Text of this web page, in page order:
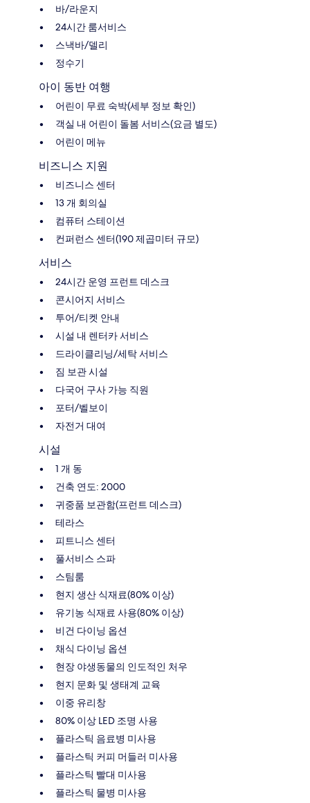
바/라운지
24시간 룸서비스
스낵바/델리
정수기
아이 동반 여행
어린이 무료 숙박(세부 정보 확인)
객실 내 어린이 돌봄 서비스(요금 별도)
어린이 메뉴
비즈니스 지원
비즈니스 센터
13 개 회의실
컴퓨터 스테이션
컨퍼런스 센터(190 제곱미터 규모)
서비스
24시간 운영 프런트 데스크
콘시어지 서비스
투어/티켓 안내
시설 내 렌터카 서비스
드라이클리닝/세탁 서비스
짐 보관 시설
다국어 구사 가능 직원
포터/벨보이
자전거 대여
시설
1 개 동
건축 연도: 2000
귀중품 보관함(프런트 데스크)
테라스
피트니스 센터
풀서비스 스파
스팀룸
현지 생산 식재료(80% 이상)
유기농 식재료 사용(80% 이상)
비건 다이닝 옵션
채식 다이닝 옵션
현장 야생동물의 인도적인 처우
현지 문화 및 생태계 교육
이중 유리창
80% 이상 LED 조명 사용
플라스틱 음료병 미사용
플라스틱 커피 머들러 미사용
플라스틱 빨대 미사용
플라스틱 물병 미사용